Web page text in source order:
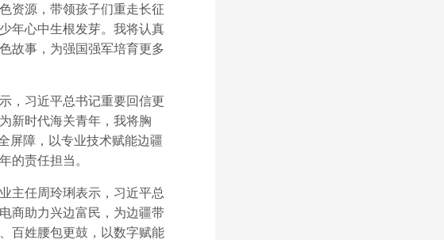
资源，带领孩子们重走长征
年心中生根发芽。我将认真
故事，为强国强军培育更多
习近平总书记重要回信更
新时代海关青年，我将胸
屏障，以专业技术赋能边疆
的责任担当。
任周玲琍表示，习近平总
商助力兴边富民，为边疆带
百姓腰包更鼓，以数字赋能